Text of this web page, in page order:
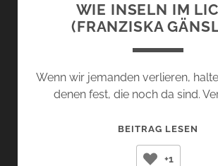
WIE INSELN IM
(FRANZISKA
Wenn wir jemanden verlieren,
denen fest, die noch da sind.
BEITRAG LESEN
+1